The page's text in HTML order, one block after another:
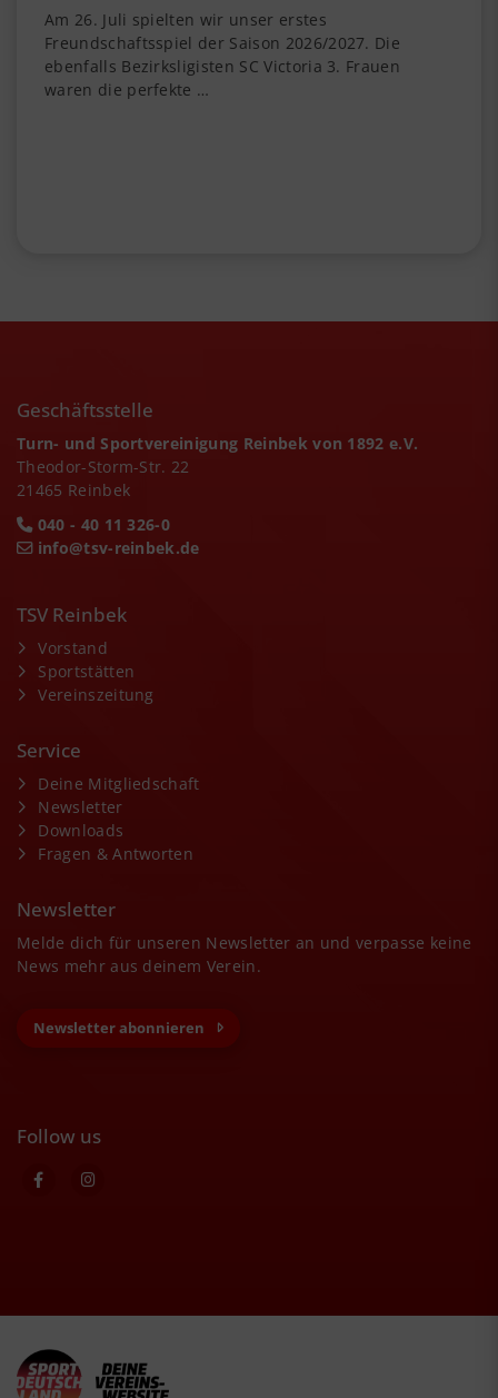
Am 26. Juli spielten wir unser erstes
Freundschaftsspiel der Saison 2026/2027. Die
ebenfalls Bezirksligisten SC Victoria 3. Frauen
waren die perfekte …
Geschäftsstelle
Turn- und Sportvereinigung Reinbek von 1892 e.V.
Theodor-Storm-Str. 22
21465 Reinbek
040 - 40 11 326-0
info@tsv-reinbek.de
TSV Reinbek
Vorstand
Sportstätten
Vereinszeitung
Service
Deine Mitgliedschaft
Newsletter
Downloads
Fragen & Antworten
Newsletter
Melde dich für unseren Newsletter an und verpasse keine
News mehr aus deinem Verein.
Newsletter abonnieren
Follow us